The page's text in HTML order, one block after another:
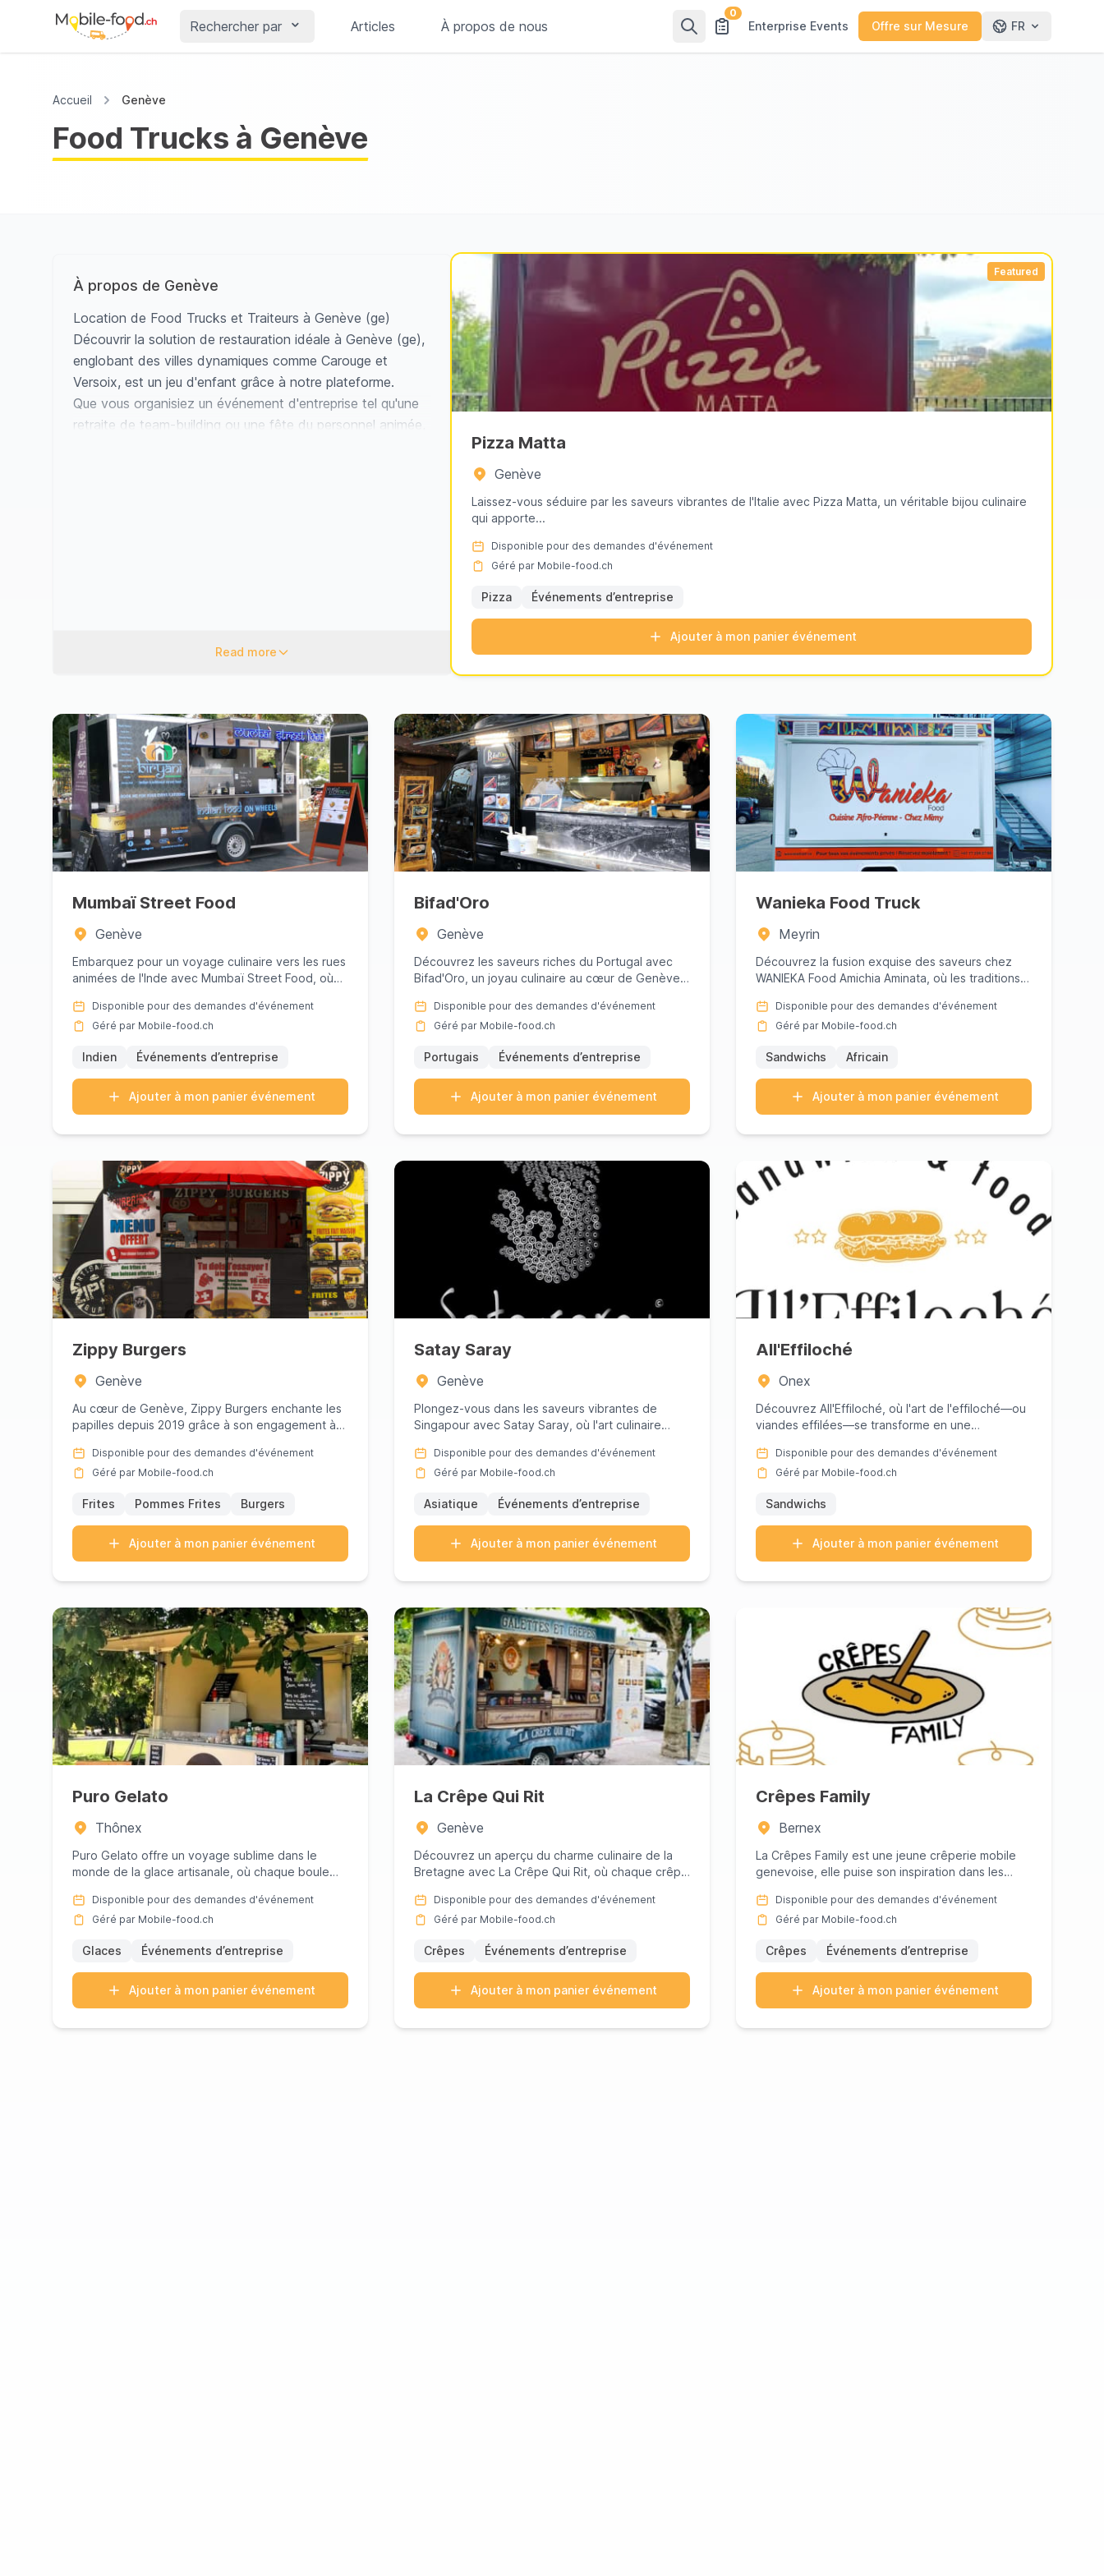
Rechercher par Articles À propos de nous
0
Enterprise Events Offre sur Mesure FR
Accueil Genève
Food Trucks à Genève
À propos de Genève
Location de Food Trucks et Traiteurs à Genève (ge)
Découvrir la solution de restauration idéale à Genève (ge),
englobant des villes dynamiques comme Carouge et
Versoix, est un jeu d'enfant grâce à notre plateforme.
Que vous organisiez un événement d'entreprise tel qu'une
retraite de team-building ou une fête du personnel animée,
zeste aromatique de la cuisine thaïlandaise, et la douce
Explorez nos annonces ci-dessous pour trouver
l'expérience culinaire parfaite pour votre prochain
événement à Genève (ge).
Read more
Featured
Pizza Matta
Genève
Laissez-vous séduire par les saveurs vibrantes de l'Italie avec Pizza Matta, un véritable bijou culinaire
qui apporte...
Disponible pour des demandes d'événement
Géré par Mobile-food.ch
Pizza Événements d’entreprise
Ajouter à mon panier événement
Mumbaï Street Food
Genève
Embarquez pour un voyage culinaire vers les rues
animées de l'Inde avec Mumbaï Street Food, où
Disponible pour des demandes d'événement
Géré par Mobile-food.ch
Indien Événements d’entreprise
Ajouter à mon panier événement
Bifad'Oro
Genève
Découvrez les saveurs riches du Portugal avec
Bifad'Oro, un joyau culinaire au cœur de Genève.
Disponible pour des demandes d'événement
Géré par Mobile-food.ch
Portugais Événements d’entreprise
Ajouter à mon panier événement
Wanieka Food Truck
Meyrin
Découvrez la fusion exquise des saveurs chez
WANIEKA Food Amichia Aminata, où les traditions
Disponible pour des demandes d'événement
Géré par Mobile-food.ch
Sandwichs Africain
Ajouter à mon panier événement
Zippy Burgers
Genève
Au cœur de Genève, Zippy Burgers enchante les
papilles depuis 2019 grâce à son engagement à
Disponible pour des demandes d'événement
Géré par Mobile-food.ch
Frites Pommes Frites Burgers
Ajouter à mon panier événement
Satay Saray
Genève
Plongez-vous dans les saveurs vibrantes de
Singapour avec Satay Saray, où l'art culinaire
Disponible pour des demandes d'événement
Géré par Mobile-food.ch
Asiatique Événements d’entreprise
Ajouter à mon panier événement
All'Effiloché
Onex
Découvrez All'Effiloché, où l'art de l'effiloché—ou
viandes effilées—se transforme en une
Disponible pour des demandes d'événement
Géré par Mobile-food.ch
Sandwichs
Ajouter à mon panier événement
Puro Gelato
Thônex
Puro Gelato offre un voyage sublime dans le
monde de la glace artisanale, où chaque boule
Disponible pour des demandes d'événement
Géré par Mobile-food.ch
Glaces Événements d’entreprise
Ajouter à mon panier événement
La Crêpe Qui Rit
Genève
Découvrez un aperçu du charme culinaire de la
Bretagne avec La Crêpe Qui Rit, où chaque crêpe
Disponible pour des demandes d'événement
Géré par Mobile-food.ch
Crêpes Événements d’entreprise
Ajouter à mon panier événement
Crêpes Family
Bernex
La Crêpes Family est une jeune crêperie mobile
genevoise, elle puise son inspiration dans les
Disponible pour des demandes d'événement
Géré par Mobile-food.ch
Crêpes Événements d’entreprise
Ajouter à mon panier événement